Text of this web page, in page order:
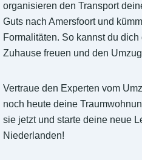
organisieren den Transport
Guts nach Amersfoort und
Formalitäten. So kannst du
Zuhause freuen und den
Vertraue den Experten vom
noch heute deine
sie jetzt und starte deine neue
Niederlanden!